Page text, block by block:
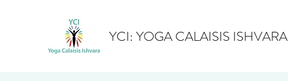
YCI: YOGA CALAISIS ISHVARA